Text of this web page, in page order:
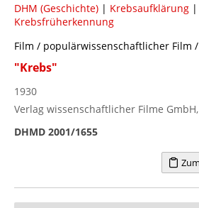
DHM (Geschichte) | Krebsaufklärung |
Krebsfrüherkennung
Film / populärwissenschaftlicher Film
"Krebs"
1930
Verlag wissenschaftlicher Filme
DHMD 2001/1655